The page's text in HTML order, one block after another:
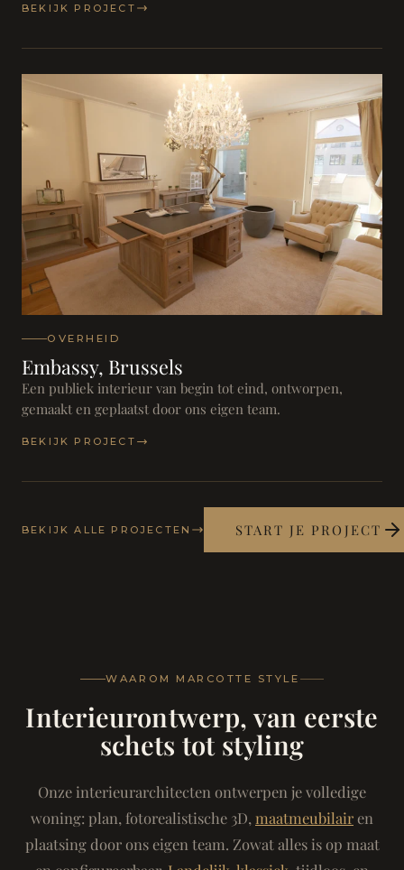
BEKIJK PROJECT
OVERHEID
Embassy, Brussels
Een publiek interieur van begin tot eind, ontworpen,
gemaakt en geplaatst door ons eigen team.
BEKIJK PROJECT
BEKIJK ALLE PROJECTEN START JE PROJECT
WAAROM MARCOTTE STYLE
Interieurontwerp, van eerste
schets tot styling
Onze interieurarchitecten ontwerpen je volledige
woning: plan, fotorealistische 3D, maatmeubilairen
plaatsing door ons eigen team. Zowat alles is op maat